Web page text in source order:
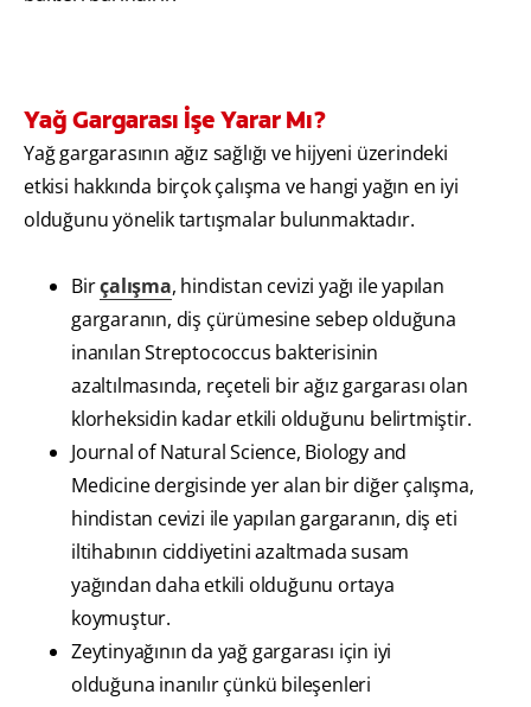
Yağ Gargarası İşe Yarar Mı?
Yağ gargarasının ağız sağlığı ve hijyeni üzerindeki
etkisi hakkında birçok çalışma ve hangi yağın en iyi
olduğunu yönelik tartışmalar bulunmaktadır.
Birçalışma, hindistan cevizi yağı ile yapılan
gargaranın, diş çürümesine sebep olduğuna
inanılan Streptococcus bakterisinin
azaltılmasında, reçeteli bir ağız gargarası olan
klorheksidin kadar etkili olduğunu belirtmiştir.
Journal of Natural Science, Biology and
Medicine dergisinde yer alan bir diğer çalışma,
hindistan cevizi ile yapılan gargaranın, diş eti
iltihabının ciddiyetini azaltmada susam
yağından daha etkili olduğunu ortaya
koymuştur.
Zeytinyağının da yağ gargarası için iyi
olduğuna inanılır çünkü bileşenleri